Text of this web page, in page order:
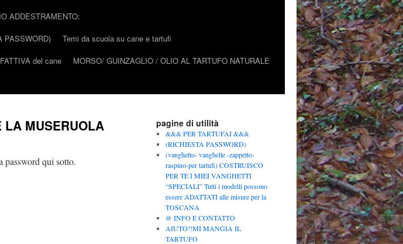
ADDESTRAMENTO:
PASSWORD)
Temi da scuola su cane e tartufi
del cane
MORSO/ GUINZAGLIO / OLIO AL TARTUFO NATURALE
LA MUSERUOLA
password qui sotto.
pagine di utilità
&&& PER TARTUFAI &&&
(RICHIESTA PASSWORD)
(vanghetto- vanghelle -zappetto-
raspino-per tartufi) COSTRUISCO
PER TE I MIEI VANGHETTI
“SPECIALI” Tutti i modelli possono
essere ADATTATI alle misure per la
TOSCANA
@ INFO E CONTATTO
AIUTO!!MI MANGIA IL
TARTUFO